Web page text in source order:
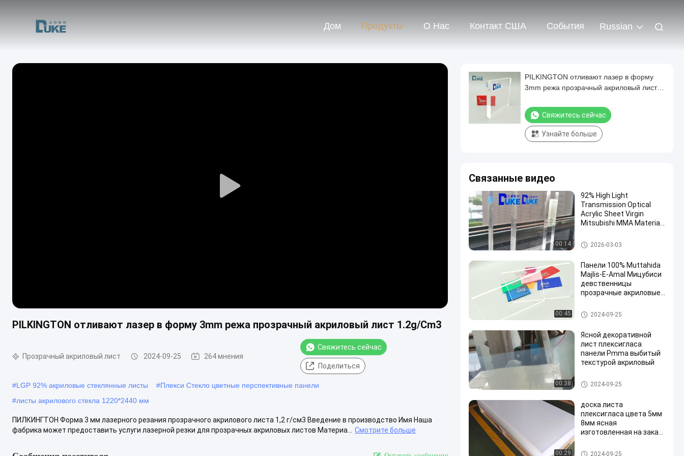
Дом Продукты О Нас Контакт США События Russian
Play
PILKINGTON отливают лазер в форму 3mm режа прозрачный акриловый лист 1.2g/Cm3
Прозрачный акриловый лист 2024-09-25 264 мнения
Свяжитесь сейчас
Поделиться
#LGP 92% акриловые стеклянные листы #Плекси Стекло цветные перспективные панели
#листы акрилового стекла 1220*2440 мм
ПИЛКИНГТОН Форма 3 мм лазерного резания прозрачного акрилового листа 1,2 г/см3 Введение в производство Имя Наша
фабрика может предоставить услуги лазерной резки для прозрачных акриловых листов Материа...
Смотрите больше
PILKINGTON отливают лазер в форму
3mm режа прозрачный акриловый лист
Свяжитесь сейчас
Узнайте больше
Связанные видео
00:14
92% High Light
Transmission Optical
Acrylic Sheet Virgin
Mitsubishi MMA Material
for Display
Прозрачный акриловый лист
2026-03-03
00:45
Панели 100% Muttahida
Majlis-E-Amal Мицубиси
девственницы
прозрачные акриловые
Прозрачный акриловый лист
2024-09-25
00:38
Ясной декоративной
лист плексигласа
панели Pmma выбитый
текстурой акриловый
Прозрачный акриловый лист
2024-09-25
00:29
доска листа
плексигласа цвета 5мм
8мм ясная
изготовленная на заказ
по размеру
Прозрачный акриловый лист
2024-09-25